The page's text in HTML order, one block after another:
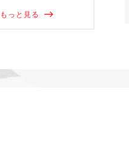
もっと見る